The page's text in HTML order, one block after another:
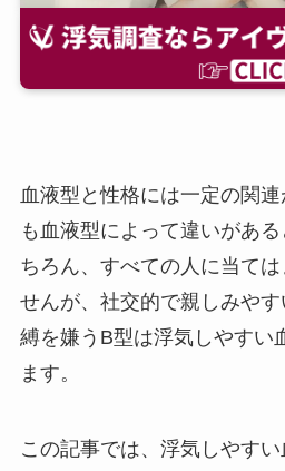
血液型と性格には一定の関
も血液型によって違いがあ
ちろん、すべての人に当て
せんが、社交的で親しみや
縛を嫌うB型は浮気しやすい
ます。
この記事では、浮気しやす